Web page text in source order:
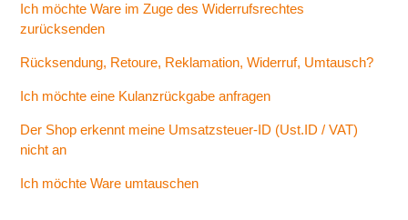
Ich möchte Ware im Zuge des Widerrufsrechtes
zurücksenden
Rücksendung, Retoure, Reklamation, Widerruf, Umtausch?
Ich möchte eine Kulanzrückgabe anfragen
Der Shop erkennt meine Umsatzsteuer-ID (Ust.ID / VAT)
nicht an
Ich möchte Ware umtauschen